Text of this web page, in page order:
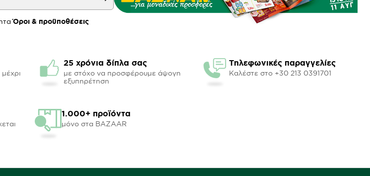
Όροι & προϋποθέσεις
25 χρόνια δίπλα σας
με στόχο να προσφέρουμε άψογη
εξυπηρέτηση
Τηλεφωνικές παραγγελίες
Καλέστε στο +30 213 0391701
1.000+ προϊόντα
μόνο στα BAZAAR